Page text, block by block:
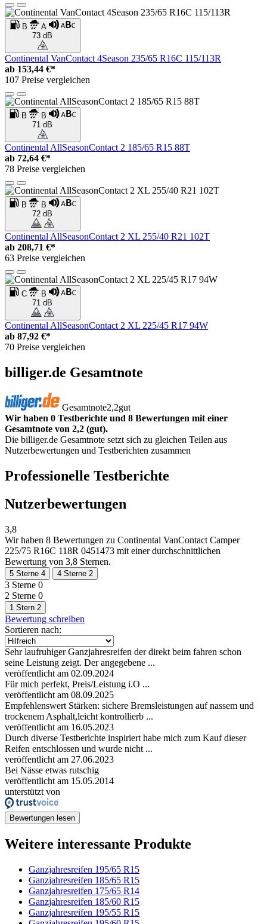
B
A
73 dB
Continental VanContact 4Season 235/65 R16C 115/113R
ab 153,44 €*
107 Preise vergleichen
B
B
71 dB
Continental AllSeasonContact 2 185/65 R15 88T
ab 72,64 €*
78 Preise vergleichen
B
B
72 dB
Continental AllSeasonContact 2 XL 255/40 R21 102T
ab 208,71 €*
63 Preise vergleichen
C
B
71 dB
Continental AllSeasonContact 2 XL 225/45 R17 94W
ab 87,92 €*
70 Preise vergleichen
billiger.de Gesamtnote
Gesamtnote2,2gut
Wir haben 0 Testberichte und 8 Bewertungen mit einer
Gesamtnote von 2,2 (gut).
Die billiger.de Gesamtnote setzt sich zu gleichen Teilen aus
Nutzerbewertungen und Testberichten zusammen
Professionelle Testberichte
Nutzerbewertungen
3,8
Wir haben 8 Bewertungen zu Continental VanContact Camper
225/75 R16C 118R 0451473 mit einer durchschnittlichen
Bewertung von 3,8 Sternen.
5 Sterne 4 4 Sterne 2
3 Sterne 0
2 Sterne 0
1 Stern 2
Bewertung schreiben
Sortieren nach:
Sehr laufruhiger Ganzjahresreifen der direkt beim fahren schon
seine Leistung zeigt. Der angegebene ...
veröffentlicht am 02.09.2024
Für mich perfekt, Preis/Leistung i.O ...
veröffentlicht am 08.09.2025
Empfehlenswert Stärken: sichere Bremsleistungen auf nassem und
trockenem Asphalt,leicht kontrollierb ...
veröffentlicht am 16.05.2023
Durch diverse Testberichte inspiriert habe mich zum Kauf dieser
Reifen entschlossen und wurde nicht ...
veröffentlicht am 27.06.2023
Bei Nässe etwas rutschig
veröffentlicht am 15.05.2014
unterstützt von
Bewertungen lesen
Weitere interessante Produkte
Ganzjahresreifen 195/65 R15
Ganzjahresreifen 185/65 R15
Ganzjahresreifen 175/65 R14
Ganzjahresreifen 185/60 R15
Ganzjahresreifen 195/55 R15